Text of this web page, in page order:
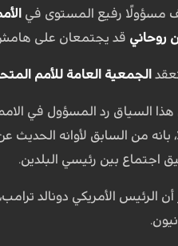
مسؤولًا رفيع المستوى في
روحاني قد يجتمعان على هامش
الجمعية العامة للأمم
السياق رد المسؤول في
بانه من السابق لأوانه
اجتماع بين رئيسي البلدين.
أن الرئيس الأمريكي دونالد